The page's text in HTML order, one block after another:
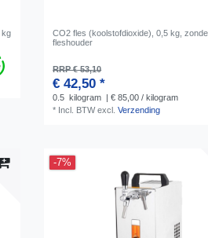
kg
CO2 fles (koolstofdioxide), 0,5 kg,
fleshouder
RRP € 53,10
€ 42,50 *
0.5 kilogram | € 85,00 / kilogram
* Incl. BTWexcl.Verzending
-7%